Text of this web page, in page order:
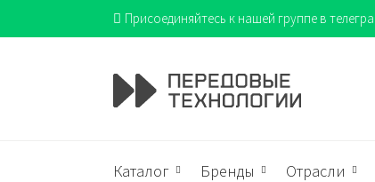
Присоединяйтесь к нашей группе в
Каталог Бренды Отрасли